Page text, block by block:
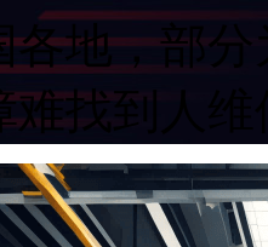
地，部
障难找到人